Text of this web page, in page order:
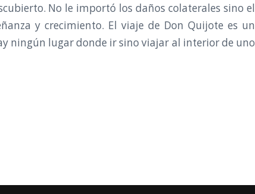
No le importó los daños colaterales sino el
y crecimiento. El viaje de Don Quijote es un
ningún lugar donde ir sino viajar al interior de uno